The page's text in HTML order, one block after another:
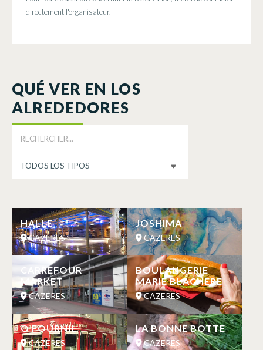
directement l'organisateur.
QUÉ VER EN LOS
ALREDEDORES
HALLE
CAZERES
JOSHIMA
CAZERES
CARREFOUR
MARKET
CAZERES
BOULANGERIE
MARIE BLACHERE
CAZERES
O FOURNIL
CAZERES
LA BONNE BOTTE
CAZERES